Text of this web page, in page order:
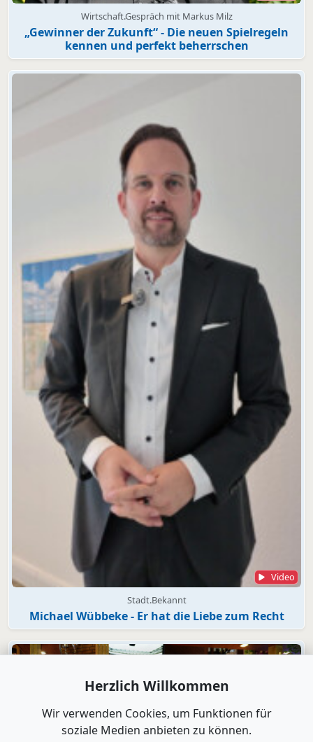
Wirtschaft.Gespräch mit Markus Milz
„Gewinner der Zukunft“ - Die neuen Spielregeln
kennen und perfekt beherrschen
Video
Stadt.Bekannt
Michael Wübbeke - Er hat die Liebe zum Recht
Herzlich Willkommen
Wir verwenden Cookies, um Funktionen für
soziale Medien anbieten zu können.